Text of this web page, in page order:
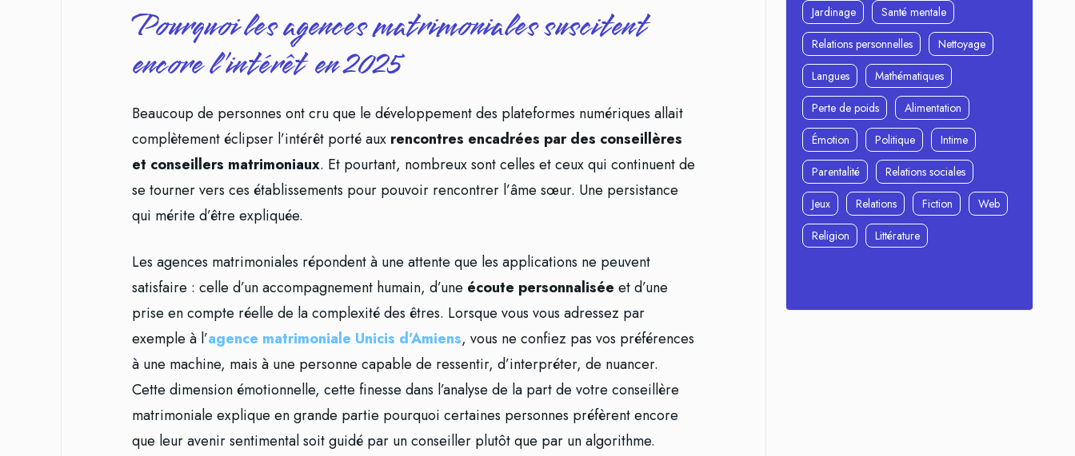
Pourquoi les agences matrimoniales suscitent
encore l’intérêt en 2025
Beaucoup de personnes ont cru que le développement des plateformes numériques allait
complètement éclipser l’intérêt porté aux rencontres encadrées par des conseillères
et conseillers matrimoniaux. Et pourtant, nombreux sont celles et ceux qui continuent de
se tourner vers ces établissements pour pouvoir rencontrer l’âme sœur. Une persistance
qui mérite d’être expliquée.
Les agences matrimoniales répondent à une attente que les applications ne peuvent
satisfaire : celle d’un accompagnement humain, d’une écoute personnalisée et d’une
prise en compte réelle de la complexité des êtres. Lorsque vous vous adressez par
exemple à l’agence matrimoniale Unicis d’Amiens, vous ne confiez pas vos préférences
à une machine, mais à une personne capable de ressentir, d’interpréter, de nuancer.
Cette dimension émotionnelle, cette finesse dans l’analyse de la part de votre conseillère
matrimoniale explique en grande partie pourquoi certaines personnes préfèrent encore
que leur avenir sentimental soit guidé par un conseiller plutôt que par un algorithme.
Jardinage
Santé mentale
Relations personnelles
Nettoyage
Langues
Mathématiques
Perte de poids
Alimentation
Émotion
Politique
Intime
Parentalité
Relations sociales
Jeux
Relations Fiction
Web
Religion
Littérature